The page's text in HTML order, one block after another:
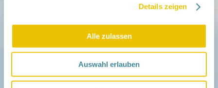
Details zeigen
Alle zulassen
Auswahl erlauben
Netzwerk
Über das Netzwerk
Das Familienhandbuch